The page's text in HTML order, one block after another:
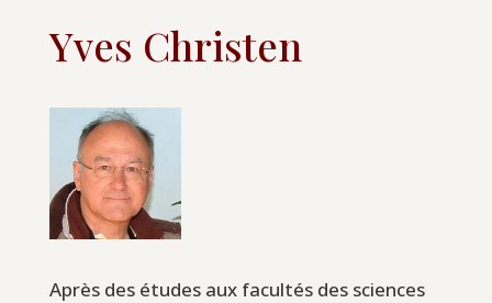
Yves Christen
Après des études aux facultés des sciences